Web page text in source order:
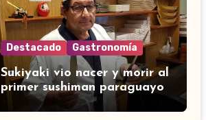
Destacado Gastronomía
Sukiyaki vio nacer y morir al
primer sushiman paraguayo